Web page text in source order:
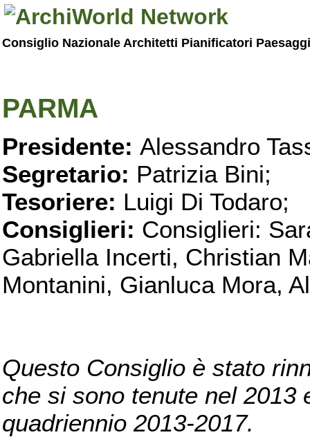
Consiglio Nazionale Architetti Pianificatori
PARMA
Presidente: Alessandro
Segretario: Patrizia Bini;
Tesoriere: Luigi Di Todaro;
Consiglieri: Consiglieri:
Gabriella Incerti, Christian
Montanini, Gianluca Mora,
Questo Consiglio è stato
che si sono tenute nel 2013
quadriennio 2013-2017.